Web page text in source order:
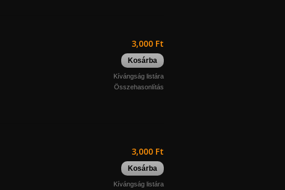
3,000 Ft
Kosárba
Kívángság listára
Összehasonlítás
3,000 Ft
Kosárba
Kívángság listára